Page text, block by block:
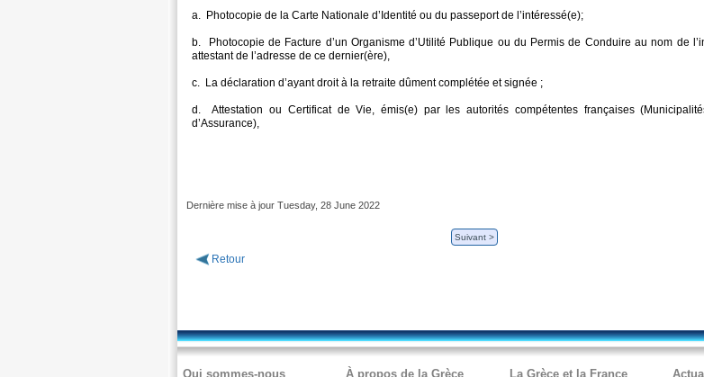
a. Photocopie de la Carte Nationale d’Identité ou du passeport de l’intéressé(e);
b. Photocopie de Facture d’un Organisme d’Utilité Publique ou du Permis de Conduire au nom de
attestant de l’adresse de ce dernier(ère),
c. La déclaration d’ayant droit à la retraite dûment complétée et signée ;
d. Attestation ou Certificat de Vie, émis(e) par les autorités compétentes françaises
d’Assurance),
Dernière mise à jour Tuesday, 28 June 2022
Suivant >
Retour
Qui sommes-nous À propos de la Grèce La Grèce et la France